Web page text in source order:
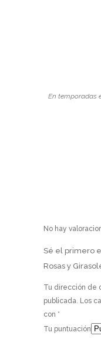
En temporadas
No hay
Sé el primero
Rosas y
Tu dirección de
publicada. Los
con *
Tu puntuación